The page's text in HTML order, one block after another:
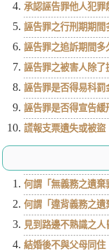
承認誣告罪他人犯罪
誣告罪之行刑期期間
誣告罪之追訴期間多
誣告罪之被害人除了
誣告罪是否得易科罰
誣告罪是否得宣告緩
謊報支票遺失或被盜
何謂「無義務之遺棄
何謂「違背義務之遺
見到路邊不熟識之
結婚後不與父母同住